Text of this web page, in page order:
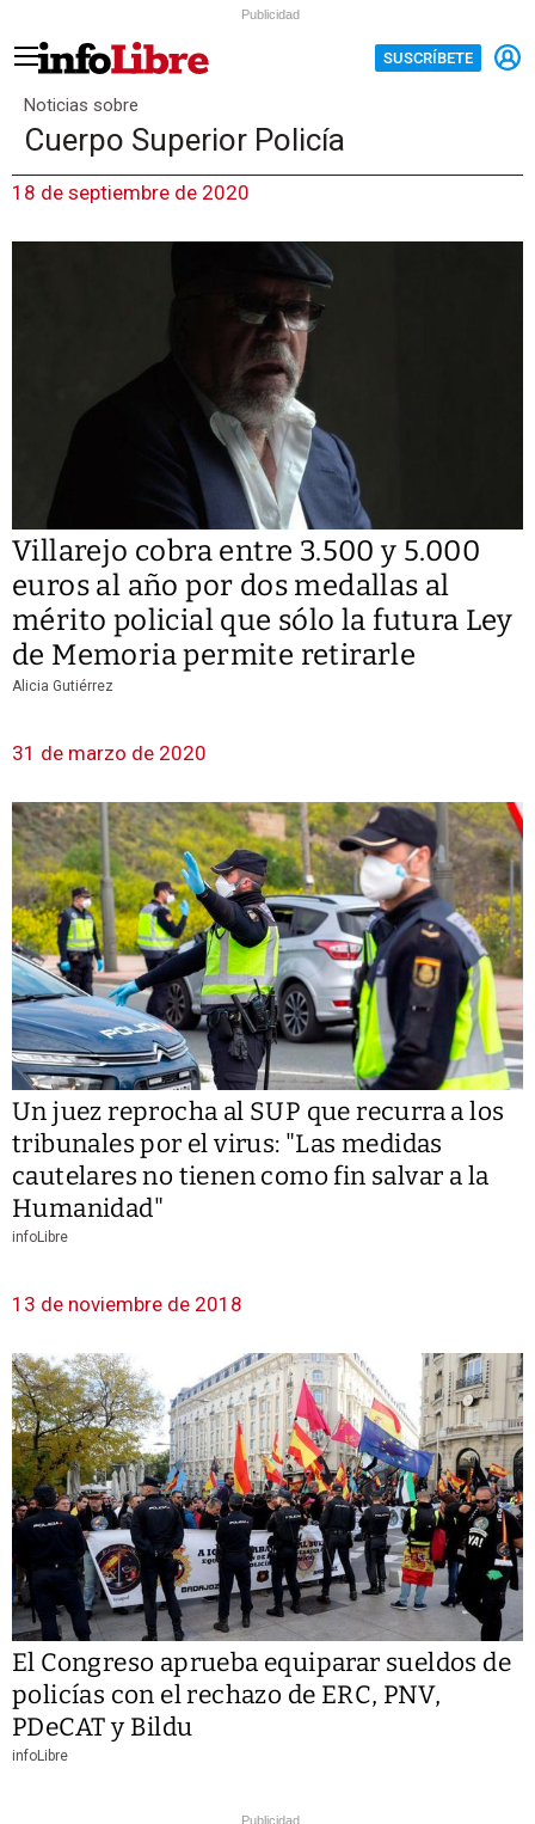
Publicidad
SUSCRÍBETE
Noticias sobre
Cuerpo Superior Policía
18 de septiembre de 2020
Villarejo cobra entre 3.500 y 5.000
euros al año por dos medallas al
mérito policial que sólo la futura Ley
de Memoria permite retirarle
Alicia Gutiérrez
31 de marzo de 2020
Un juez reprocha al SUP que recurra a los
tribunales por el virus: "Las medidas
cautelares no tienen como fin salvar a la
Humanidad"
infoLibre
13 de noviembre de 2018
El Congreso aprueba equiparar sueldos de
policías con el rechazo de ERC, PNV,
PDeCAT y Bildu
infoLibre
Publicidad